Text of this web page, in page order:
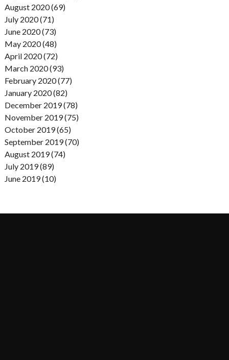
August 2020 (69)
July 2020 (71)
June 2020 (73)
May 2020 (48)
April 2020 (72)
March 2020 (93)
February 2020 (77)
January 2020 (82)
December 2019 (78)
November 2019 (75)
October 2019 (65)
September 2019 (70)
August 2019 (74)
July 2019 (89)
June 2019 (10)